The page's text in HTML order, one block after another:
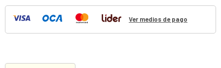
Ver medios de pago